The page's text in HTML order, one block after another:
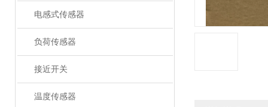
电感式传感器
负荷传感器
接近开关
温度传感器